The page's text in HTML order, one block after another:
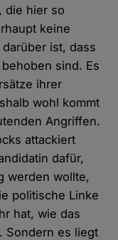
die hier so
keine
ist, dass
sind. Es
ihrer
wohl kommt
Angriffen.
attackiert
dafür,
werden wollte,
politische Linke
hat, wie das
Sondern es liegt